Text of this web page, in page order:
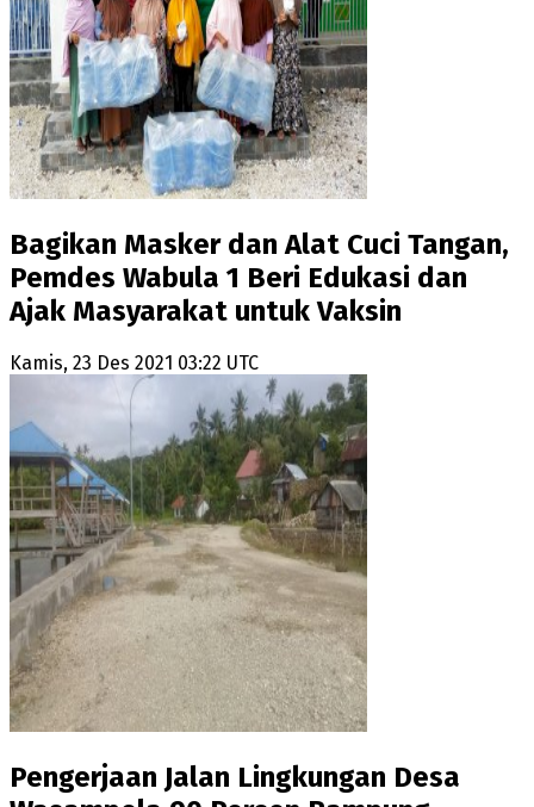
Bagikan Masker dan Alat Cuci Tangan,
Pemdes Wabula 1 Beri Edukasi dan
Ajak Masyarakat untuk Vaksin
Kamis, 23 Des 2021 03:22 UTC
Pengerjaan Jalan Lingkungan Desa